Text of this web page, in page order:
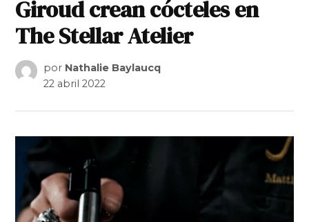
Giroud crean cócteles en
The Stellar Atelier
por Nathalie Baylaucq
22 abril 2022